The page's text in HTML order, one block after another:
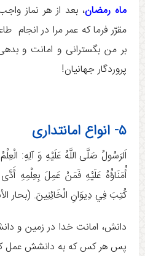
ماه رمضان، بعد از هر نماز
مقرّر فرما كه عمر مرا در انجام
بر من بگسترانى و امانت و
پروردگار جهانيان!
۵- انواع امانتداری
اَلرَسُولُ صَلَّى اللَّهُ عَلَيْهِ وَ آلِهِ:‏‏‏
أُمَنَاؤُهُ عَلَيْهِ فَمَنْ عَمِلَ بِعِلْمِهِ
كُتِبَ فِي دِيوَانِ الْخَائِنِينَ. (بحار الأنوار
دانش، امانت خدا در زمین و
پس هر کس که به دانشش عمل